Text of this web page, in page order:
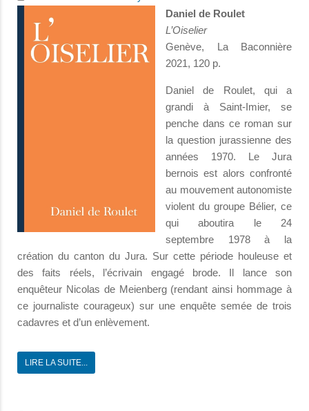
Daniel de Roulet
L’Oiselier
Genève, La Baconnière
2021, 120 p.
Daniel de Roulet, qui a
grandi à Saint-Imier, se
penche dans ce roman sur
la question jurassienne des
années 1970. Le Jura
bernois est alors confronté
au mouvement autonomiste
violent du groupe Bélier, ce
qui aboutira le 24
septembre 1978 à la
création du canton du Jura. Sur cette période houleuse et
des faits réels, l’écrivain engagé brode. Il lance son
enquêteur Nicolas de Meienberg (rendant ainsi hommage à
ce journaliste courageux) sur une enquête semée de trois
cadavres et d’un enlèvement.
LIRE LA SUITE...